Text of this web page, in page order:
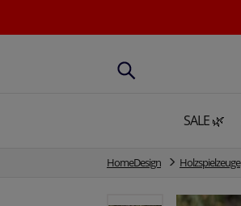
SALE 🌿
HomeDesign Holzspielzeuge